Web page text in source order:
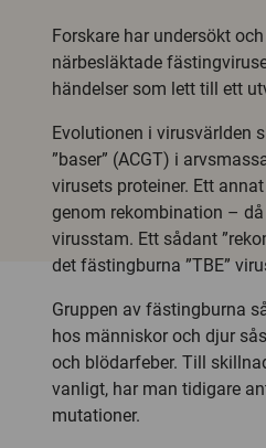
Forskare har undersökt
närbesläktade
händelser som lett till ett
Evolutionen i virusvärlden
”baser” (ACGT) i
virusets proteiner. Ett
genom rekombination –
virusstam. Ett sådant
det fästingburna ”TBE”
Gruppen av fästingburna
hos människor och djur
och blödarfeber. Till
vanligt, har man tidigare
mutationer.